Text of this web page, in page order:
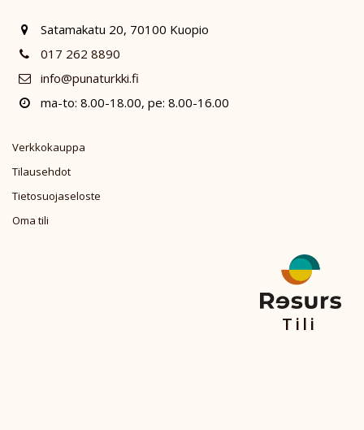
Satamakatu 20, 70100 Kuopio
017 262 8890
info@punaturkki.fi
ma-to: 8.00-18.00, pe: 8.00-16.00
Verkkokauppa
Tilausehdot
Tietosuojaseloste
Oma tili
Tili